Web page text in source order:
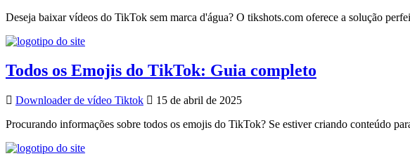
Deseja baixar vídeos do TikTok sem marca d'água? O tikshots.com oferece a solução
Todos os Emojis do TikTok: Guia completo
Downloader de vídeo Tiktok
15 de abril de 2025
Procurando informações sobre todos os emojis do TikTok? Se estiver criando conteúdo